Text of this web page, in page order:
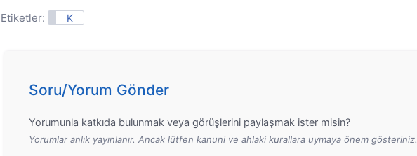
Etiketler: K
Soru/Yorum Gönder
Yorumunla katkıda bulunmak veya görüşlerini paylaşmak ister misin?
Yorumlar anlık yayınlanır. Ancak lütfen kanuni ve ahlaki kurallara uymaya önem gösteriniz.